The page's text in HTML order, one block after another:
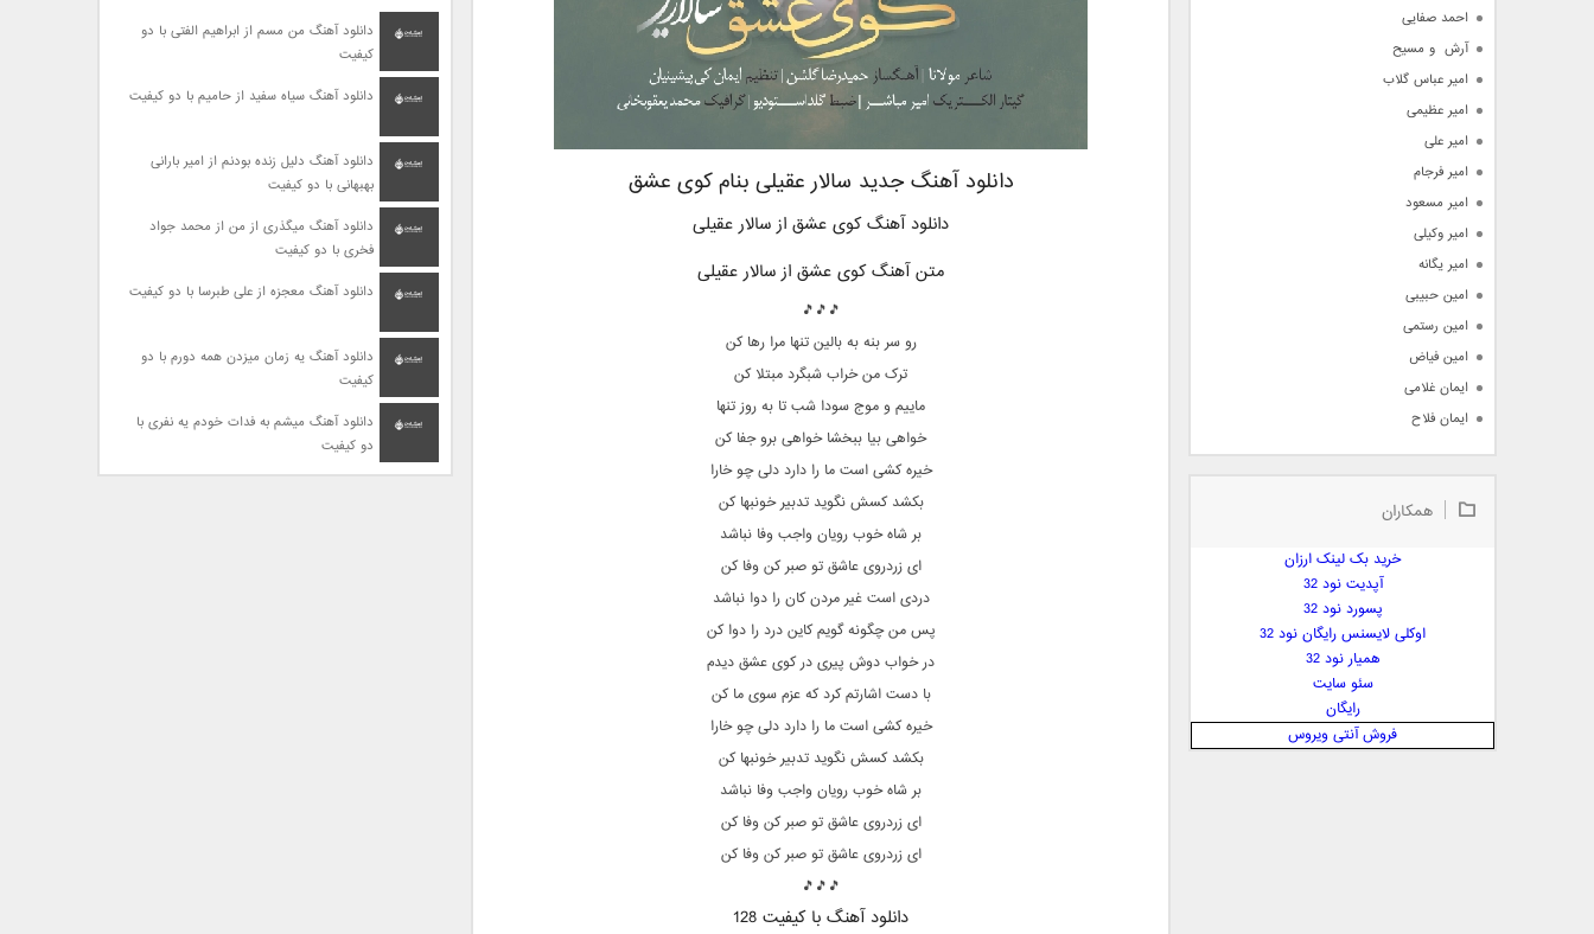
دانلود آهنگ جدید سالار عقیلی بنام کوی عشق
دانلود آهنگ کوی عشق از سالار عقیلی
متن آهنگ کوی عشق از سالار عقیلی
🎵🎵🎵
رو سر بنه به بالین تنها مرا رها کن
ترک من خراب شبگرد مبتلا کن
ماییم و موج سودا شب تا به روز تنها
خواهی بیا ببخشا خواهی برو جفا کن
خیره کشی است ما را دارد دلی چو خارا
بکشد کسش نگوید تدبیر خونبها کن
بر شاه خوب رویان واجب وفا نباشد
ای زردروی عاشق تو صبر کن وفا کن
دردی است غیر مردن کان را دوا نباشد
پس من چگونه گویم کاین درد را دوا کن
در خواب دوش پیری در کوی عشق دیدم
با دست اشارتم کرد که عزم سوی ما کن
خیره کشی است ما را دارد دلی چو خارا
بکشد کسش نگوید تدبیر خونبها کن
بر شاه خوب رویان واجب وفا نباشد
ای زردروی عاشق تو صبر کن وفا کن
ای زردروی عاشق تو صبر کن وفا کن
🎵🎵🎵
دانلود آهنگ با کیفیت 128
دانلود آهنگ من مسم از ابراهیم الفتی با دو
کیفیت
دانلود آهنگ سیاه سفید از حامیم با دو کیفیت
دانلود آهنگ دلیل زنده بودنم از امیر بارانی
بهبهانی با دو کیفیت
دانلود آهنگ میگذری از من از محمد جواد
فخری با دو کیفیت
دانلود آهنگ معجزه از علی طبرسا با دو کیفیت
دانلود آهنگ یه زمان میزدن همه دورم با دو
کیفیت
دانلود آهنگ میشم به فدات خودم یه نفری با
دو کیفیت
احمد صفایی
آرش  و مسیح
امیر عباس گلاب
امیر عظیمی
امیر علی
امیر فرجام
امیر مسعود
امیر وکیلی
امیر یگانه
امین حبیبی
امین رستمی
امین فیاض
ایمان غلامی
ایمان فلاح
بابک جهانبخش
بابک مافی
بهنام صفوی
پارسا چیلیک
همکاران
خرید بک لینک ارزان
آپدیت نود 32
پسورد نود 32
اوکلی لایسنس رایگان نود 32
همیار نود 32
سئو سایت
رایگان
فروش آنتی ویروس